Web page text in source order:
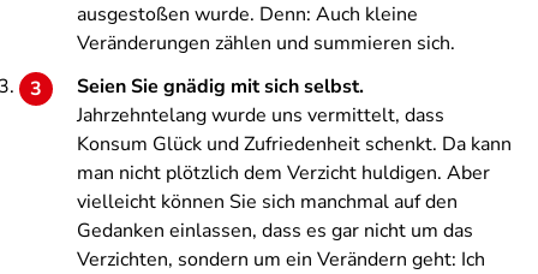
ausgestoßen wurde. Denn: Auch kleine
Veränderungen zählen und summieren sich.
Seien Sie gnädig mit sich selbst.
Jahrzehntelang wurde uns vermittelt, dass
Konsum Glück und Zufriedenheit schenkt. Da kann
man nicht plötzlich dem Verzicht huldigen. Aber
vielleicht können Sie sich manchmal auf den
Gedanken einlassen, dass es gar nicht um das
Verzichten, sondern um ein Verändern geht: Ich